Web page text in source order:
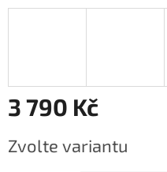
3 790 Kč
cena:
Zvolte variantu